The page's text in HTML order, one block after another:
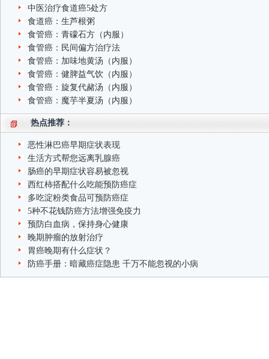
中医治疗食道癌5处方
食道癌：生芦根粥
食管癌：青礞石方（内服）
食管癌：民间偏方治疗法
食管癌：加味地黄汤（内服）
食管癌：健脾益气饮（内服）
食管癌：旋复代赭汤（内服）
食管癌：魔芋半夏汤（内服）
热点推荐：
恶性淋巴癌早期症状表现
生活方式帮您远离乳腺癌
肠癌的早期症状容易被忽视
西红柿搭配什么吃能预防癌症
多吃淀粉类食品可预防癌症
5种不花钱防癌方法增强免疫力
预防白血病，保持身心健康
晚期肿瘤的放射治疗
胃癌晚期有什么症状？
防癌手册：暗藏癌症隐患 千万不能忽视的小病